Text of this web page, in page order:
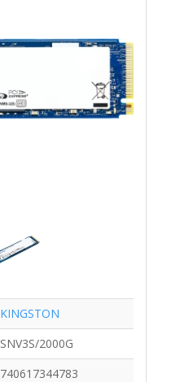
KINGSTON
SNV3S/2000G
740617344783